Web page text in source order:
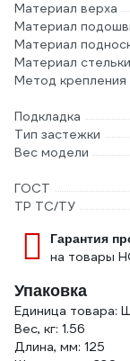
Материал верха
Материал
Материал
Материал стельки
Метод крепления
Подкладка
Тип застежки
Вес модели
ГОСТ
ТР ТС/ТУ
Гарантия
на товары
Упаковка
Единица товара:
Вес, кг: 1.56
Длина, мм: 125